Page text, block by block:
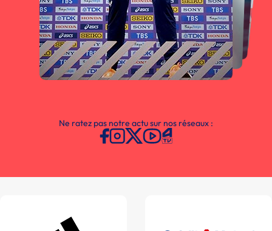
Ne ratez pas notre actu sur nos réseaux :